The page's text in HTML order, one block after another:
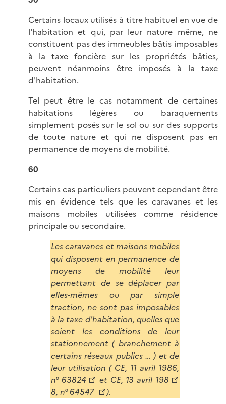
Certains locaux utilisés à titre habituel en vue de
l'habitation et qui, par leur nature même, ne
constituent pas des immeubles bâtis imposables
à la taxe foncière sur les propriétés bâties,
peuvent néanmoins être imposés à la taxe
d'habitation.
Tel peut être le cas notamment de certaines
habitations légères ou baraquements
simplement posés sur le sol ou sur des supports
de toute nature et qui ne disposent pas en
permanence de moyens de mobilité.
60
Certains cas particuliers peuvent cependant être
mis en évidence tels que les caravanes et les
maisons mobiles utilisées comme résidence
principale ou secondaire.
Les caravanes et maisons mobiles
qui disposent en permanence de
moyens de mobilité leur
permettant de se déplacer par
elles-mêmes ou par simple
traction, ne sont pas imposables
à la taxe d'habitation, quelles que
soient les conditions de leur
stationnement ( branchement à
certains réseaux publics … ) et de
leur utilisation ( CE, 11 avril 1986,
n° 63824
et CE, 13 avril 198
8, n° 64547
).